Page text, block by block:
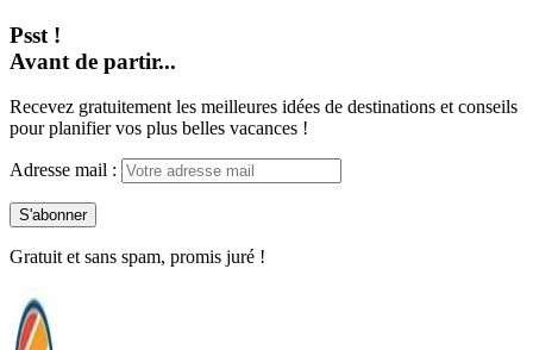
Psst !
Avant de partir...
Recevez gratuitement les meilleures idées de destinations et conseils
pour planifier vos plus belles vacances !
Adresse mail :
Gratuit et sans spam, promis juré !